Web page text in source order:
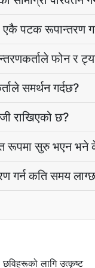
पटक रूपान्तरण
फोन र
समर्थन गर्दछ?
राखिएको छ?
रूपमा सुरु भएन भने
गर्न कति समय
लागि उत्कृष्ट